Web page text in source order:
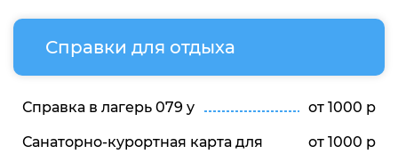
Справки для отдыха
Справка в лагерь 079 у от 1000 р
Санаторно-курортная карта для
от 1000 р